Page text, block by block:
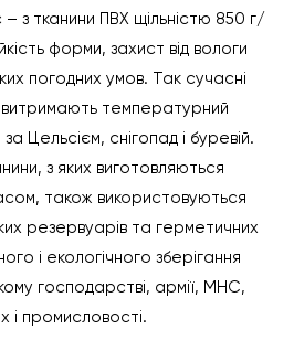
з тканини ПВХ щільністю 850 г/
форми, захист від вологи
погодних умов. Так сучасні
температурний
Цельсієм, снігопад і буревій.
з яких виготовляються
також використовуються
резервуарів та герметичних
і екологічного зберігання
господарстві, армії, МНС,
і промисловості.